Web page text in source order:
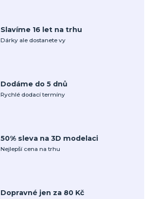
Slavíme 16 let na trhu
Dárky ale dostanete vy
Dodáme do 5 dnů
Rychlé dodací termíny
50% sleva na 3D modelaci
Nejlepší cena na trhu
Dopravné jen za 80 Kč